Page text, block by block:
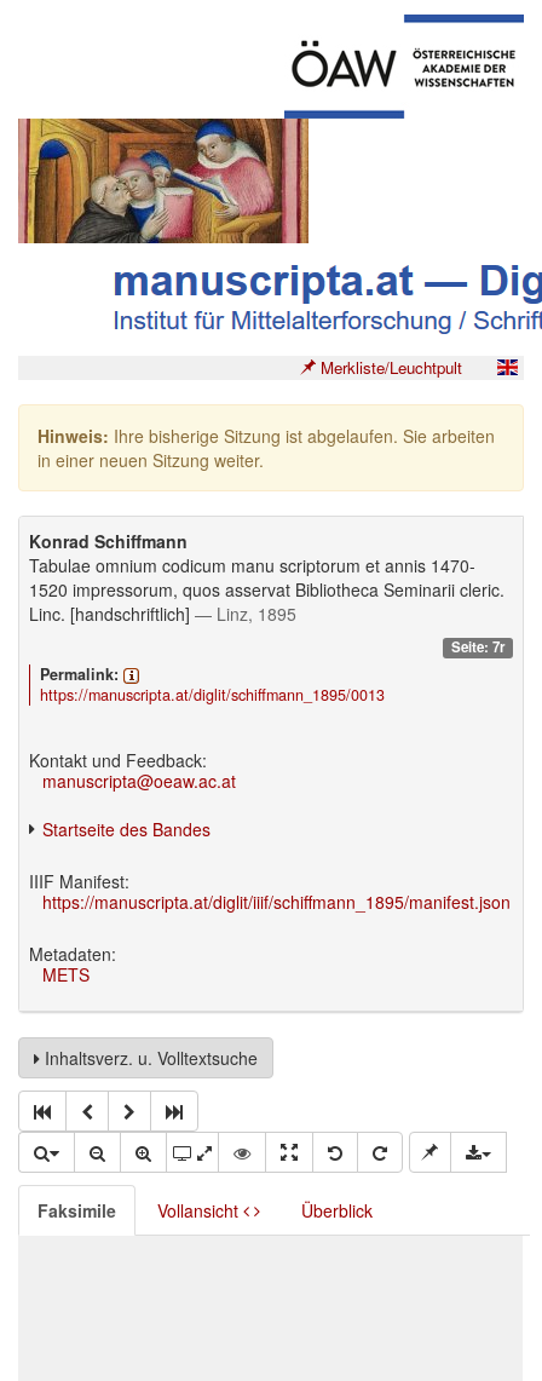
Merkliste/Leuchtpult
Hinweis: Ihre bisherige Sitzung ist abgelaufen. Sie arbeiten
in einer neuen Sitzung weiter.
Konrad Schiffmann
Tabulae omnium codicum manu scriptorum et annis 1470-
1520 impressorum, quos asservat Bibliotheca Seminarii cleric.
Linc. [handschriftlich] — Linz, 1895
Seite: 7r
Permalink:
https://manuscripta.at/diglit/schiffmann_1895/0013
Kontakt und Feedback:
manuscripta@oeaw.ac.at
Startseite des Bandes
IIIF Manifest:
https://manuscripta.at/diglit/iiif/schiffmann_1895/manifest.json
Metadaten:
METS
Inhaltsverz. u. Volltextsuche
Faksimile Vollansicht Überblick